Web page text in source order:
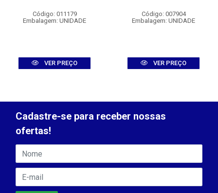
Código: 011179
Embalagem: UNIDADE
VER PREÇO
Código: 007904
Embalagem: UNIDADE
VER PREÇO
Cadastre-se para receber nossas
ofertas!